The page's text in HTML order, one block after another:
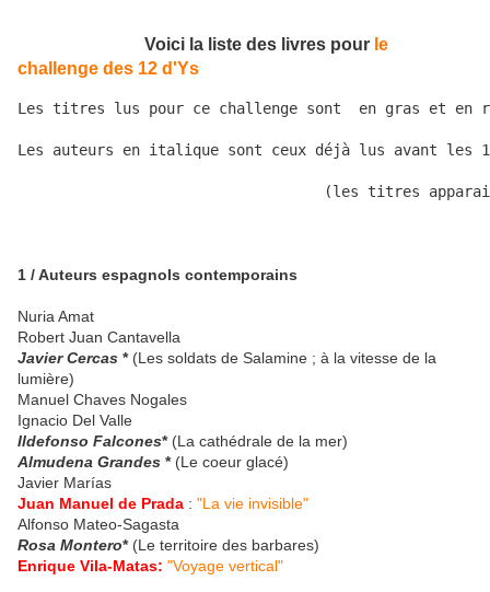
Voici la liste des livres pour le
challenge des 12 d'Ys
Les titres lus pour ce challenge sont  en gras et en
Les auteurs en italique sont ceux déjà lus avant les
(les titres
1 / Auteurs espagnols contemporains
Nuria Amat
Robert Juan Cantavella
Javier Cercas *(Les soldats de Salamine ; à la vitesse de la
lumière)
Manuel Chaves Nogales
Ignacio Del Valle
Ildefonso Falcones*(La cathédrale de la mer)
Almudena Grandes *(Le coeur glacé)
Javier Marías
Juan Manuel de Prada : "La vie invisible"
Alfonso Mateo-Sagasta
Rosa Montero*(Le territoire des barbares)
Enrique Vila-Matas: "Voyage vertical"